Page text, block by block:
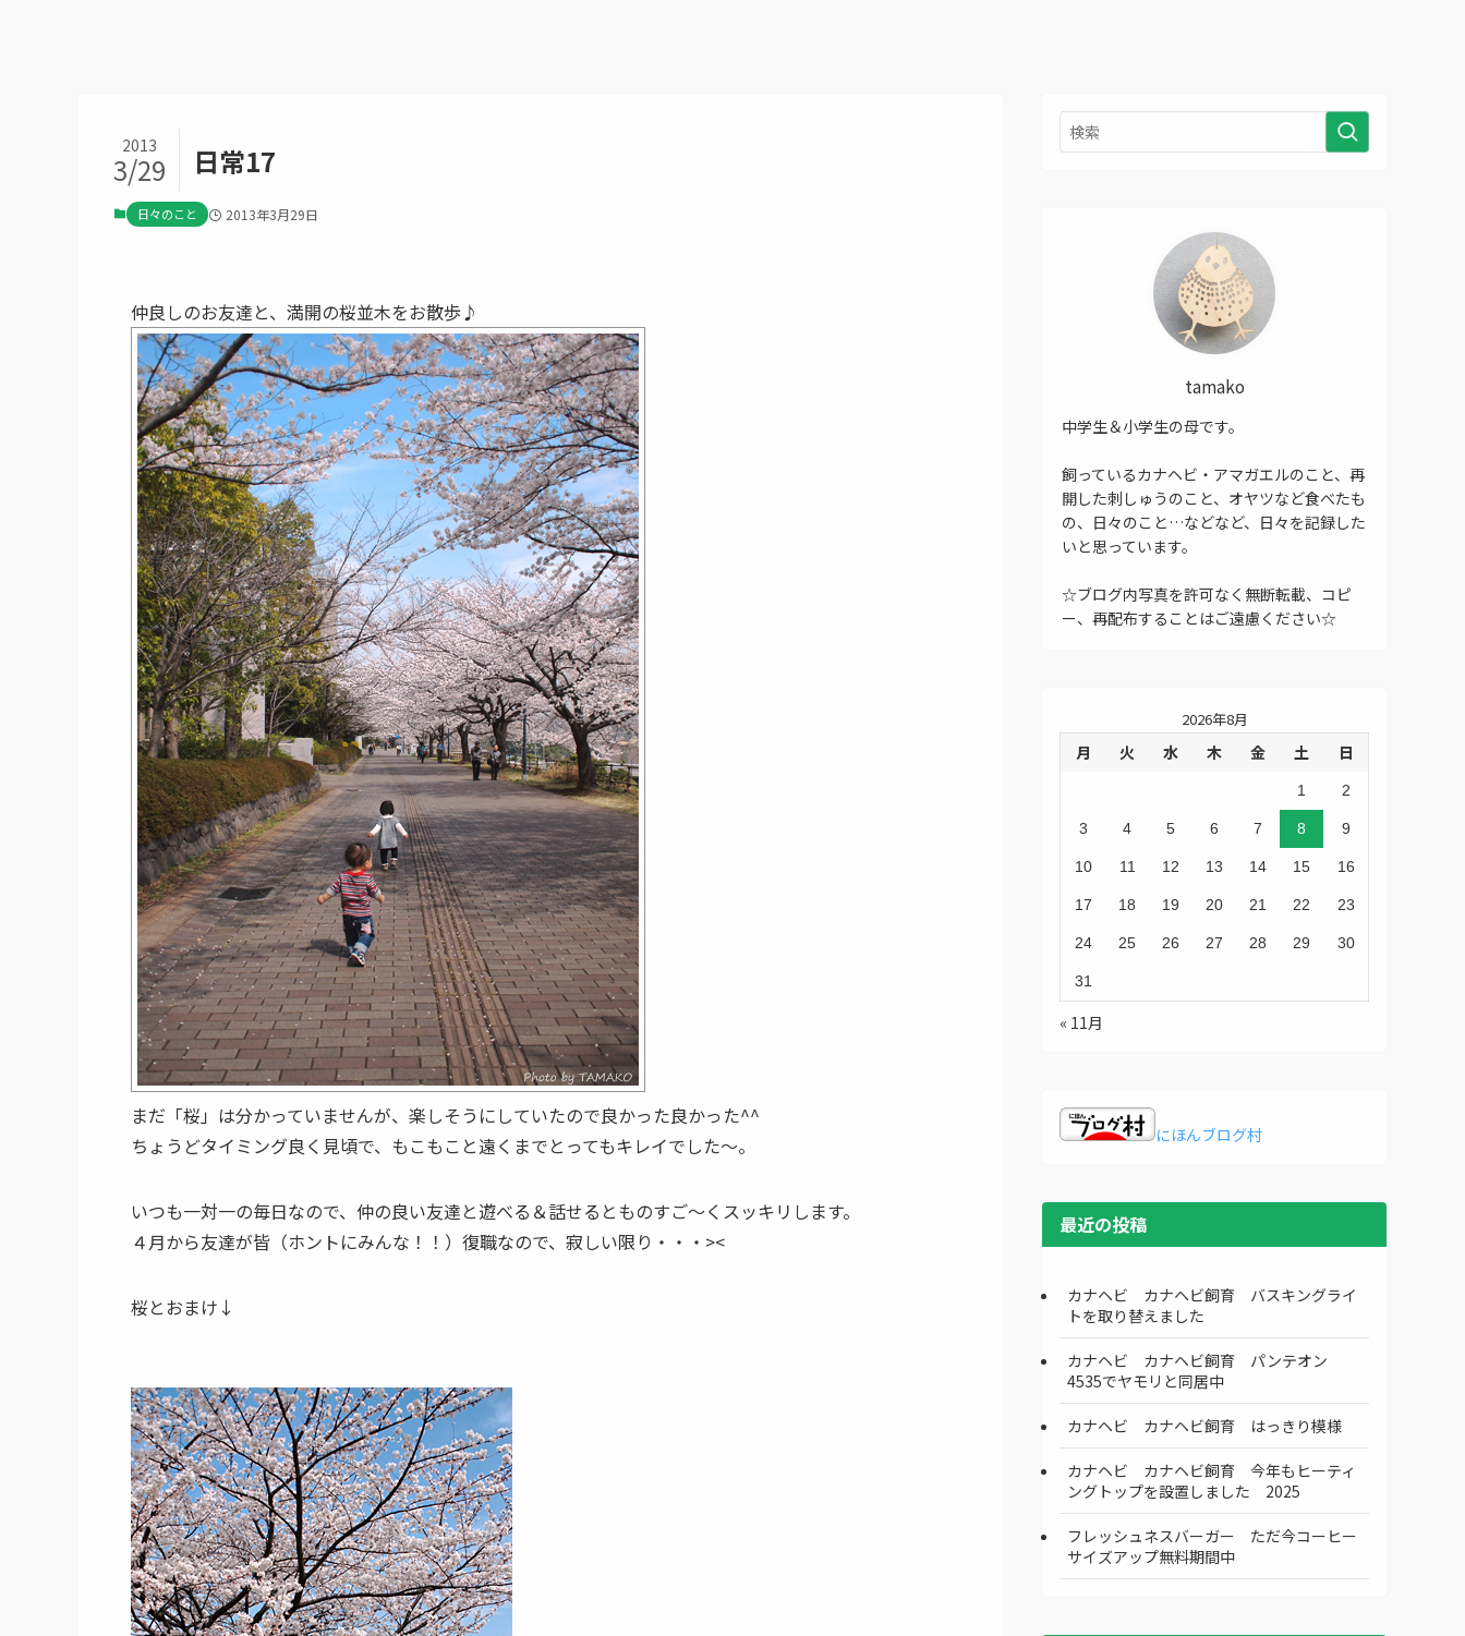
日常17
2013
3/29
日々のこと 2013年3月29日
仲良しのお友達と、満開の桜並木をお散歩♪
まだ「桜」は分かっていませんが、楽しそうにしていたので良かった良かった^^
ちょうどタイミング良く見頃で、もこもこと遠くまでとってもキレイでした〜。
いつも一対一の毎日なので、仲の良い友達と遊べる＆話せるとものすご〜くスッキリします。
４月から友達が皆（ホントにみんな！！）復職なので、寂しい限り・・・><
桜とおまけ↓
tamako
中学生＆小学生の母です。
飼っているカナヘビ・アマガエルのこと、再
開した刺しゅうのこと、オヤツなど食べたも
の、日々のこと…などなど、日々を記録した
いと思っています。
☆ブログ内写真を許可なく無断転載、コピ
ー、再配布することはご遠慮ください☆
2026年8月
月 火 水 木 金 土 日
1 2
3 4 5 6 7 8 9
10 11 12 13 14 15 16
17 18 19 20 21 22 23
24 25 26 27 28 29 30
31
« 11月
にほんブログ村
最近の投稿
カナヘビ カナヘビ飼育 バスキングライ
トを取り替えました
カナヘビ カナヘビ飼育 パンテオン
4535でヤモリと同居中
カナヘビ カナヘビ飼育 はっきり模様
カナヘビ カナヘビ飼育 今年もヒーティ
ングトップを設置しました 2025
フレッシュネスバーガー ただ今コーヒー
サイズアップ無料期間中